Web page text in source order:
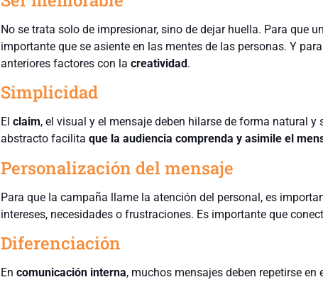
No se trata solo de impresionar, sino de dejar huella. Para que
importante que se asiente en las mentes de las personas. Y
anteriores factores con la creatividad.
Simplicidad
El claim, el visual y el mensaje deben hilarse de forma natural y
abstracto facilita que la audiencia comprenda y asimile el
Personalización del mensaje
Para que la campaña llame la atención del personal, es
intereses, necesidades o frustraciones. Es importante que
Diferenciación
En comunicación interna, muchos mensajes deben repetirse